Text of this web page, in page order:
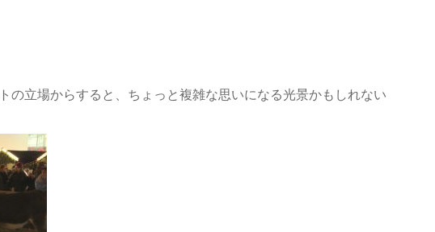
の立場からすると、ちょっと複雑な思いになる光景かもしれない